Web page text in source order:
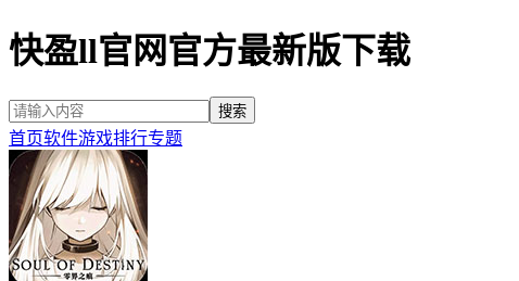
快盈ll官网官方最新版下载
首页软件游戏排行专题